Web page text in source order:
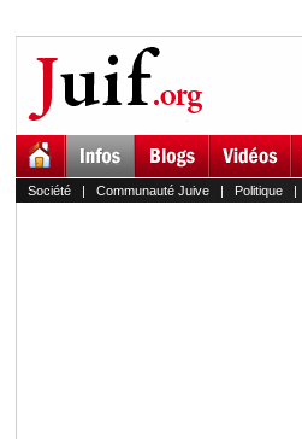
Société| Communauté Juive| Politique|